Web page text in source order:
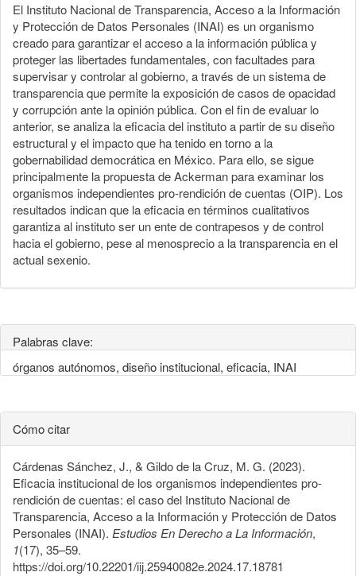
El Instituto Nacional de Transparencia, Acceso a la Información
y Protección de Datos Personales (INAI) es un organismo
creado para garantizar el acceso a la información pública y
proteger las libertades fundamentales, con facultades para
supervisar y controlar al gobierno, a través de un sistema de
transparencia que permite la exposición de casos de opacidad
y corrupción ante la opinión pública. Con el fin de evaluar lo
anterior, se analiza la eficacia del instituto a partir de su diseño
estructural y el impacto que ha tenido en torno a la
gobernabilidad democrática en México. Para ello, se sigue
principalmente la propuesta de Ackerman para examinar los
organismos independientes pro-rendición de cuentas (OIP). Los
resultados indican que la eficacia en términos cualitativos
garantiza al instituto ser un ente de contrapesos y de control
hacia el gobierno, pese al menosprecio a la transparencia en el
actual sexenio.
Palabras clave:
órganos autónomos, diseño institucional, eficacia, INAI
Cómo citar
Cárdenas Sánchez, J., & Gildo de la Cruz, M. G. (2023).
Eficacia institucional de los organismos independientes pro-
rendición de cuentas: el caso del Instituto Nacional de
Transparencia, Acceso a la Información y Protección de Datos
Personales (INAI). Estudios En Derecho a La Información,
1(17), 35–59.
https://doi.org/10.22201/iij.25940082e.2024.17.18781